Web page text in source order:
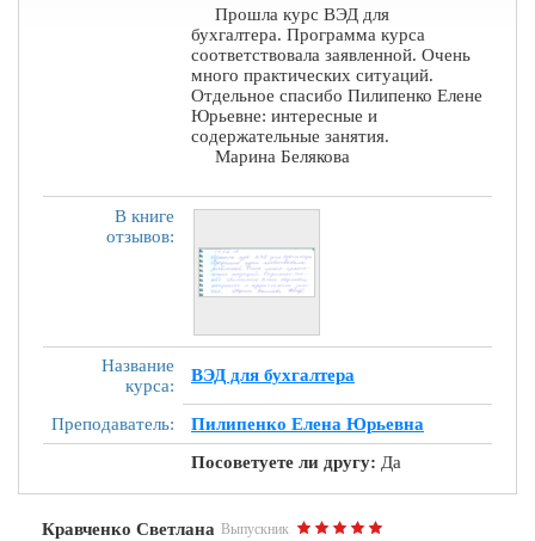
Прошла курс ВЭД для
бухгалтера. Программа курса
соответствовала заявленной. Очень
много практических ситуаций.
Отдельное спасибо Пилипенко Елене
Юрьевне: интересные и
содержательные занятия.
Марина Белякова
В книге
отзывов:
Название
курса:
ВЭД для бухгалтера
Преподаватель:
Пилипенко Елена Юрьевна
Посоветуете ли другу: Да
Кравченко Светлана Выпускник